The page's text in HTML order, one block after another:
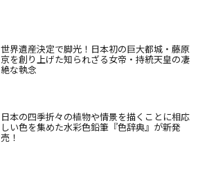
世界遺産決定で脚光！日本初の巨大都城・藤原
京を創り上げた知られざる女帝・持統天皇の凄
絶な執念
日本の四季折々の植物や情景を描くことに相応
しい色を集めた水彩色鉛筆『色辞典』が新発
売！